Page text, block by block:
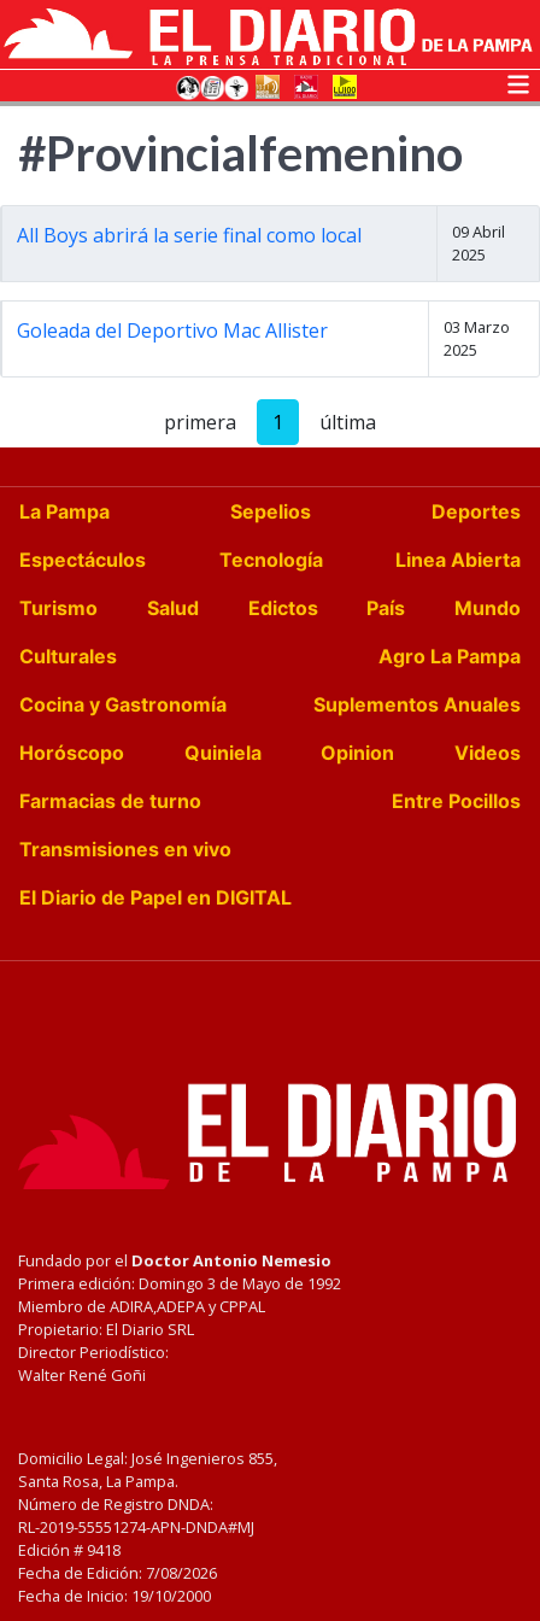
#Provincialfemenino
All Boys abrirá la serie final como local
09 Abril
2025
Goleada del Deportivo Mac Allister
03 Marzo
2025
primera 1 última
La Pampa Sepelios
Deportes
Espectáculos
Tecnología
Linea Abierta
Turismo
Salud Edictos País
Mundo
Culturales
Agro La Pampa
Cocina y Gastronomía
Suplementos Anuales
Horóscopo
Quiniela Opinion
Videos
Farmacias de turno
Entre Pocillos
Transmisiones en vivo
El Diario de Papel en DIGITAL
Fundado por el Doctor Antonio Nemesio
Primera edición: Domingo 3 de Mayo de 1992
Miembro de ADIRA,ADEPA y CPPAL
Propietario: El Diario SRL
Director Periodístico:
Walter René Goñi
Domicilio Legal: José Ingenieros 855,
Santa Rosa, La Pampa.
Número de Registro DNDA:
RL-2019-55551274-APN-DNDA#MJ
Edición # 9418
Fecha de Edición: 7/08/2026
Fecha de Inicio: 19/10/2000